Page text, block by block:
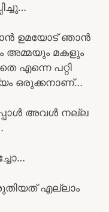
ഉമയോട് ഞാൻ
അമ്മയും മകളും
എന്നെ പറ്റി
ഒരുക്കനാണ്…
അവൾ നല്ല
എല്ലാം